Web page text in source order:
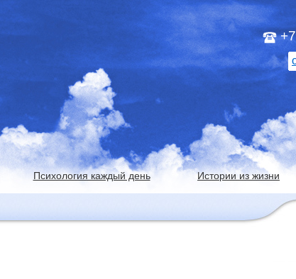
+7
Психология каждый день Истории из жизни